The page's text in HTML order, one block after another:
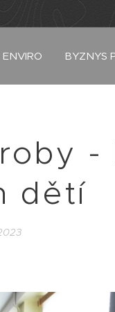
ENVIRO BYZNYS
-
dětí